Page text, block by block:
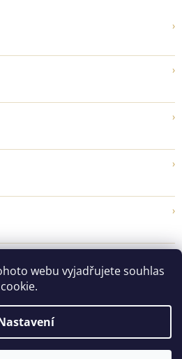
webu vyjadřujete souhlas
›
›
›
›
›